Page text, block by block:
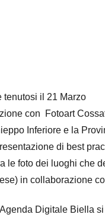
tenutosi il 21 Marzo
con Fotoart
Inferiore e la
di best
le foto dei luoghi che
in collaborazione
Digitale Biella